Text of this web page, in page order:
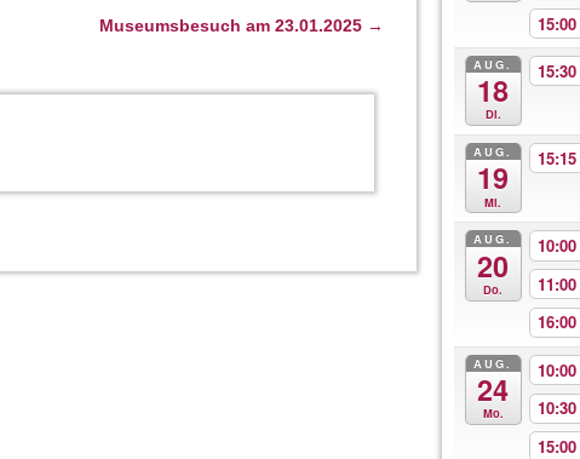
Museumsbesuch am 23.01.2025 →
15:00
AUG.
18
Di.
15:30
AUG.
19
Mi.
15:15
AUG.
20
Do.
10:00
11:00
16:00
AUG.
24
Mo.
10:00
10:30
15:00